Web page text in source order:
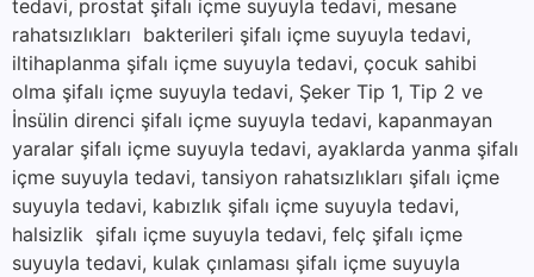
tedavi, prostat şifalı içme suyuyla tedavi, mesane
rahatsızlıkları bakterileri şifalı içme suyuyla tedavi,
iltihaplanma şifalı içme suyuyla tedavi, çocuk sahibi
olma şifalı içme suyuyla tedavi, Şeker Tip 1, Tip 2 ve
İnsülin direnci şifalı içme suyuyla tedavi, kapanmayan
yaralar şifalı içme suyuyla tedavi, ayaklarda yanma şifalı
içme suyuyla tedavi, tansiyon rahatsızlıkları şifalı içme
suyuyla tedavi, kabızlık şifalı içme suyuyla tedavi,
halsizlik şifalı içme suyuyla tedavi, felç şifalı içme
suyuyla tedavi, kulak çınlaması şifalı içme suyuyla